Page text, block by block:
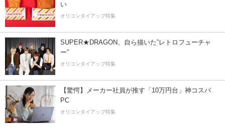
い
オリコンタイアップ特集
SUPER★DRAGON、自ら描いた”レトロフューチャ
ー”
オリコンタイアップ特集
【驚愕】メーカー社員が推す「10万円台」神コスパ
PC
オリコンタイアップ特集